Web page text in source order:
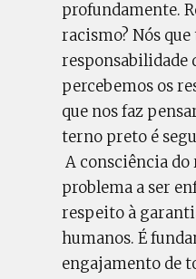
profundamente.
racismo? Nós que
responsabilidade
percebemos os
que nos faz
terno preto é
A consciência do
problema a ser
respeito à
humanos. É
engajamento de